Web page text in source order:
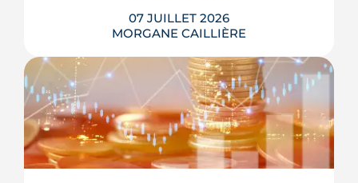
07 JUILLET 2026
MORGANE CAILLIÈRE
Le confort d'été devient un vrai critère
de valeur immobilière. Plus-value